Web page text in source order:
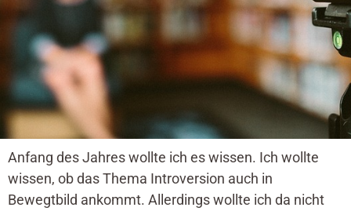
Anfang des Jahres wollte ich es wissen. Ich wollte
wissen, ob das Thema Introversion auch in
Bewegtbild ankommt. Allerdings wollte ich da nicht